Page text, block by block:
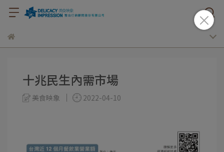
十兆民生內需市場
美食映象 2022-04-10